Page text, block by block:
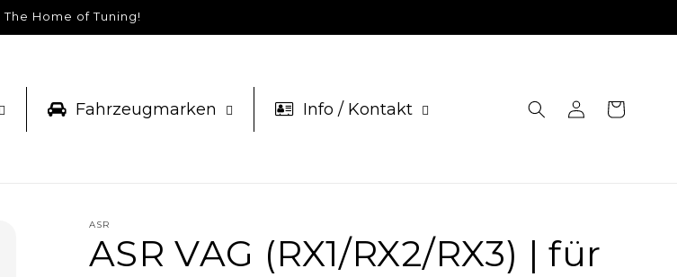
The Home of Tuning!
Fahrzeugmarken Info / Kontakt EinloggenWarenkorb
ASR
ASR VAG (RX1/RX2/RX3) | für